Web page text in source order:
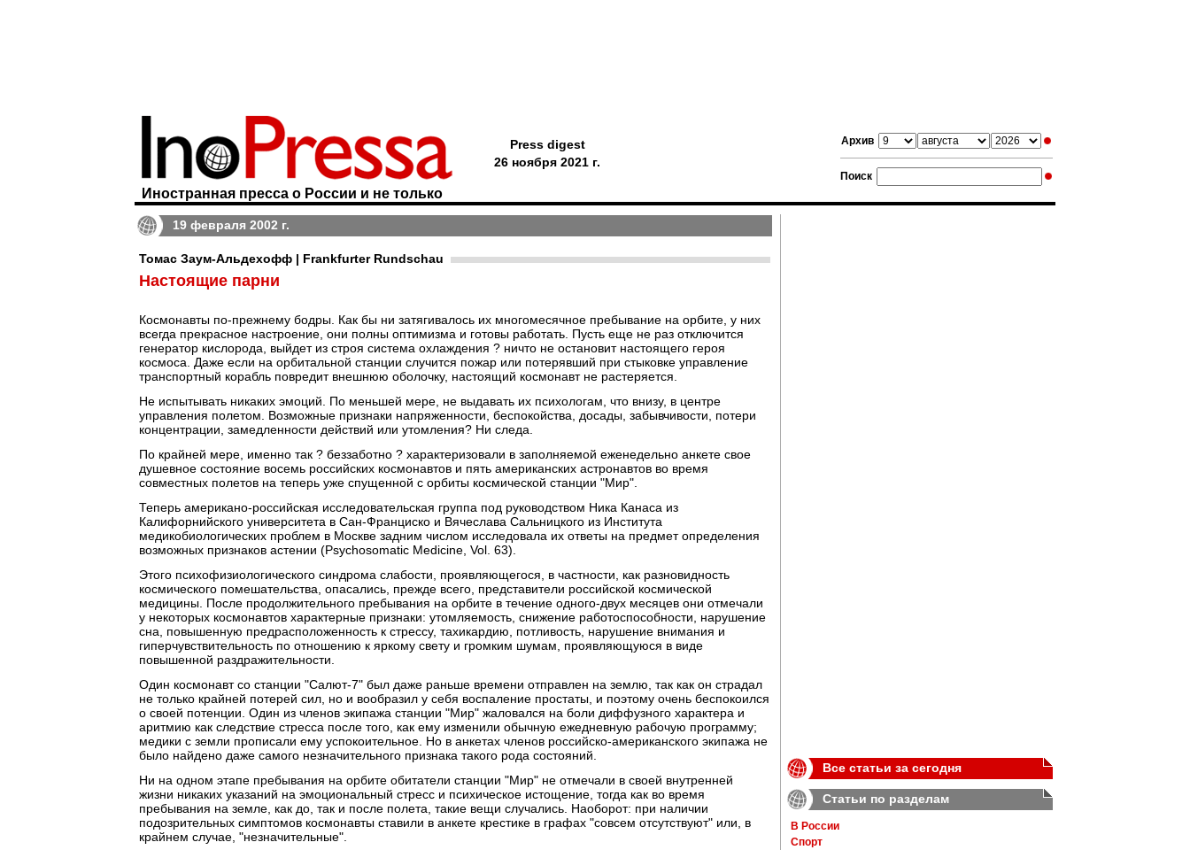
Архив
Поиск
Иностранная пресса о России и не только
Press digest
26 ноября 2021 г.
19 февраля 2002 г.
Томас Заум-Альдехофф | Frankfurter Rundschau
Настоящие парни
Космонавты по-прежнему бодры. Как бы ни затягивалось их многомесячное пребывание на орбите, у них
всегда прекрасное настроение, они полны оптимизма и готовы работать. Пусть еще не раз отключится
генератор кислорода, выйдет из строя система охлаждения ? ничто не остановит настоящего героя
космоса. Даже если на орбитальной станции случится пожар или потерявший при стыковке управление
транспортный корабль повредит внешнюю оболочку, настоящий космонавт не растеряется.
Не испытывать никаких эмоций. По меньшей мере, не выдавать их психологам, что внизу, в центре
управления полетом. Возможные признаки напряженности, беспокойства, досады, забывчивости, потери
концентрации, замедленности действий или утомления? Ни следа.
По крайней мере, именно так ? беззаботно ? характеризовали в заполняемой еженедельно анкете свое
душевное состояние восемь российских космонавтов и пять американских астронавтов во время
совместных полетов на теперь уже спущенной с орбиты космической станции "Мир".
Теперь американо-российская исследовательская группа под руководством Ника Канаса из
Калифорнийского университета в Сан-Франциско и Вячеслава Сальницкого из Института
медикобиологических проблем в Москве задним числом исследовала их ответы на предмет определения
возможных признаков астении (Psychosomatic Medicine, Vol. 63).
Этого психофизиологического синдрома слабости, проявляющегося, в частности, как разновидность
космического помешательства, опасались, прежде всего, представители российской космической
медицины. После продолжительного пребывания на орбите в течение одного-двух месяцев они отмечали
у некоторых космонавтов характерные признаки: утомляемость, снижение работоспособности, нарушение
сна, повышенную предрасположенность к стрессу, тахикардию, потливость, нарушение внимания и
гиперчувствительность по отношению к яркому свету и громким шумам, проявляющуюся в виде
повышенной раздражительности.
Один космонавт со станции "Салют-7" был даже раньше времени отправлен на землю, так как он страдал
не только крайней потерей сил, но и вообразил у себя воспаление простаты, и поэтому очень беспокоился
о своей потенции. Один из членов экипажа станции "Мир" жаловался на боли диффузного характера и
аритмию как следствие стресса после того, как ему изменили обычную ежедневную рабочую программу;
медики с земли прописали ему успокоительное. Но в анкетах членов российско-американского экипажа не
было найдено даже самого незначительного признака такого рода состояний.
Ни на одном этапе пребывания на орбите обитатели станции "Мир" не отмечали в своей внутренней
жизни никаких указаний на эмоциональный стресс и психическое истощение, тогда как во время
пребывания на земле, как до, так и после полета, такие вещи случались. Наоборот: при наличии
подозрительных симптомов космонавты ставили в анкете крестике в графах "совсем отсутствуют" или, в
крайнем случае, "незначительные".
Все статьи за сегодня
Статьи по разделам
В России
Спорт